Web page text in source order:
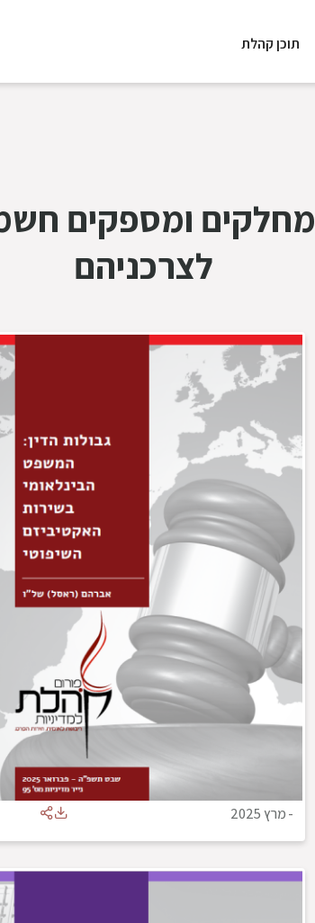
תוכן קהלת
מחלקים ומספקים
לצרכניהם
-מרץ 2025